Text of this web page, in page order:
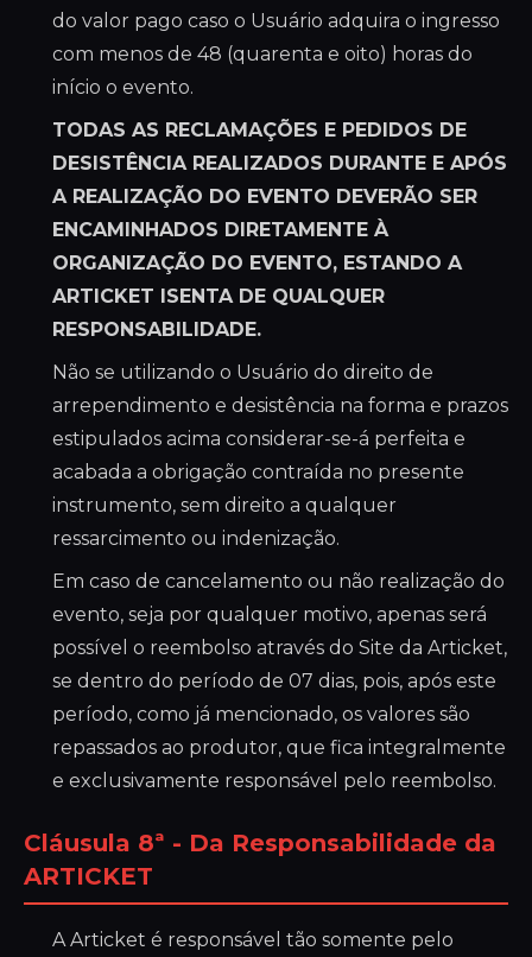
do valor pago caso o Usuário adquira o ingresso
com menos de 48 (quarenta e oito) horas do
início o evento.
TODAS AS RECLAMAÇÕES E PEDIDOS DE
DESISTÊNCIA REALIZADOS DURANTE E APÓS
A REALIZAÇÃO DO EVENTO DEVERÃO SER
ENCAMINHADOS DIRETAMENTE À
ORGANIZAÇÃO DO EVENTO, ESTANDO A
ARTICKET ISENTA DE QUALQUER
RESPONSABILIDADE.
Não se utilizando o Usuário do direito de
arrependimento e desistência na forma e prazos
estipulados acima considerar-se-á perfeita e
acabada a obrigação contraída no presente
instrumento, sem direito a qualquer
ressarcimento ou indenização.
Em caso de cancelamento ou não realização do
evento, seja por qualquer motivo, apenas será
possível o reembolso através do Site da Articket,
se dentro do período de 07 dias, pois, após este
período, como já mencionado, os valores são
repassados ao produtor, que fica integralmente
e exclusivamente responsável pelo reembolso.
Cláusula 8ª - Da Responsabilidade da
ARTICKET
A Articket é responsável tão somente pelo